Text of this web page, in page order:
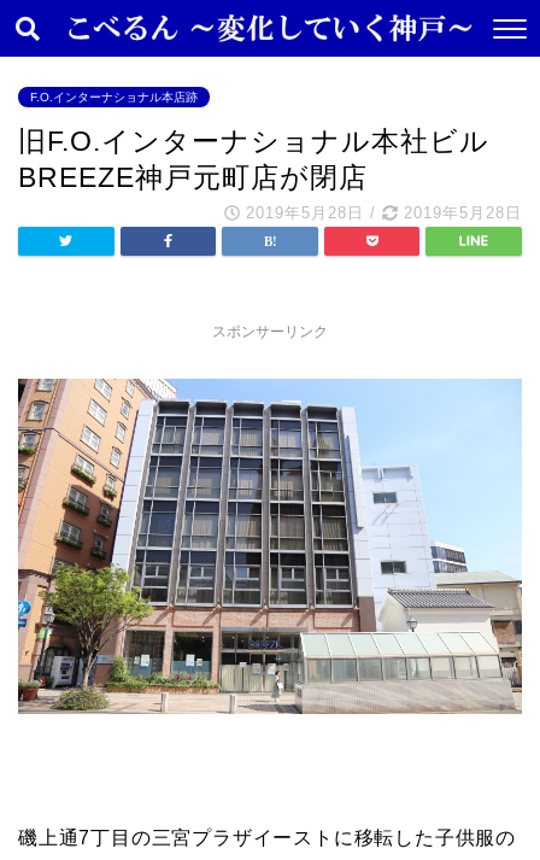
F.O.インターナショナル本店跡
旧F.O.インターナショナル本社ビル
BREEZE神戸元町店が閉店
2019年5月28日 / 2019年5月28日
スポンサーリンク
磯上通7丁目の三宮プラザイーストに移転した子供服の